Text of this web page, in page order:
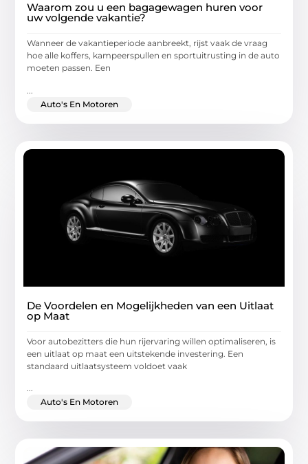
Waarom zou u een bagagewagen huren voor
uw volgende vakantie?
Wanneer de vakantieperiode aanbreekt, rijst vaak de vraag
hoe alle koffers, kampeerspullen en sportuitrusting in de auto
moeten passen. Een
Auto's En Motoren
De Voordelen en Mogelijkheden van een Uitlaat
op Maat
Voor autobezitters die hun rijervaring willen optimaliseren, is
een uitlaat op maat een uitstekende investering. Een
standaard uitlaatsysteem voldoet vaak
...
Auto's En Motoren